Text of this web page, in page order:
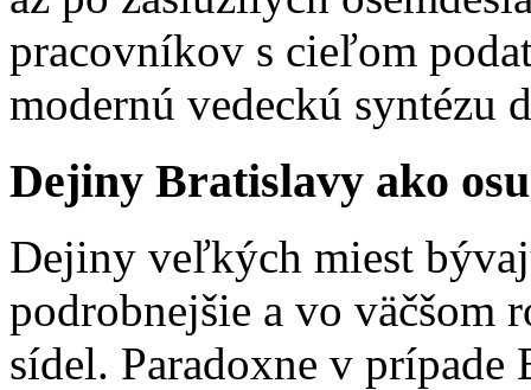
pracovníkov s cieľom
modernú vedeckú syntézu
Dejiny Bratislavy ako
Dejiny veľkých miest
podrobnejšie a vo väčšom
sídel. Paradoxne v